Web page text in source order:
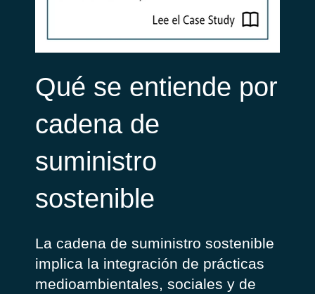
Qué se entiende por
cadena de
suministro
sostenible
La cadena de suministro sostenible
implica la integración de prácticas
medioambientales, sociales y de